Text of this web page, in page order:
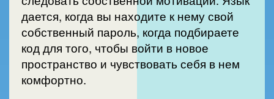
дается, когда вы находите к нему свой
собственный пароль, когда подбираете
код для того, чтобы войти в новое
пространство и чувствовать себя в нем
комфортно.